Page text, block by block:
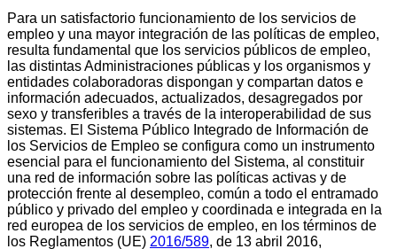
Para un satisfactorio funcionamiento de los servicios de
empleo y una mayor integración de las políticas de empleo,
resulta fundamental que los servicios públicos de empleo,
las distintas Administraciones públicas y los organismos y
entidades colaboradoras dispongan y compartan datos e
información adecuados, actualizados, desagregados por
sexo y transferibles a través de la interoperabilidad de sus
sistemas. El Sistema Público Integrado de Información de
los Servicios de Empleo se configura como un instrumento
esencial para el funcionamiento del Sistema, al constituir
una red de información sobre las políticas activas y de
protección frente al desempleo, común a todo el entramado
público y privado del empleo y coordinada e integrada en la
red europea de los servicios de empleo, en los términos de
los Reglamentos (UE) 2016/589, de 13 abril 2016,